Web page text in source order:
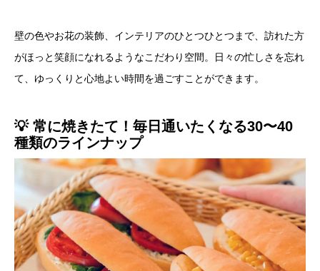
壁の色やお花の装飾、インテリアのひとつひとつまで、訪れた方
がほっと笑顔になれるようなこだわり空間。日々の忙しさを忘れ
て、ゆっくりと心地よい時間を過ごすことができます。
💡 常に焼きたて！毎日通いたくなる30〜40
種類のラインナップ